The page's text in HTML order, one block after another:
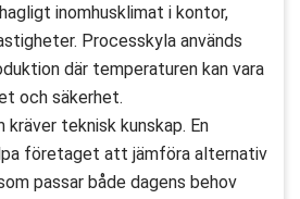
inomhusklimat i kontor,
Processkyla används
där temperaturen kan vara
och säkerhet.
teknisk kunskap. En
företaget att jämföra alternativ
passar både dagens behov